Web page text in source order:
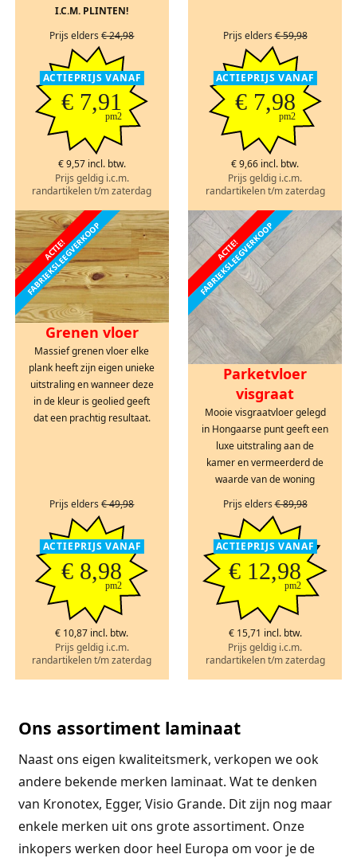
I.C.M. PLINTEN!
Prijs elders€ 24,98
ACTIEPRIJS VANAF
€ 7,91
pm2
€ 9,57 incl. btw.
Prijs geldig i.c.m.
randartikelen t/m zaterdag
Prijs elders€ 59,98
ACTIEPRIJS VANAF
€ 7,98
pm2
€ 9,66 incl. btw.
Prijs geldig i.c.m.
randartikelen t/m zaterdag
ACTIE!
FABRIEKSLEEGVERKOOP
Grenen vloer
Massief grenen vloer elke
plank heeft zijn eigen unieke
uitstraling en wanneer deze
in de kleur is geolied geeft
dat een prachtig resultaat.
Prijs elders€ 49,98
ACTIEPRIJS VANAF
€ 8,98
pm2
€ 10,87 incl. btw.
Prijs geldig i.c.m.
randartikelen t/m zaterdag
ACTIE!
FABRIEKSLEEGVERKOOP
Parketvloer
visgraat
Mooie visgraatvloer gelegd
in Hongaarse punt geeft een
luxe uitstraling aan de
kamer en vermeerderd de
waarde van de woning
Prijs elders€ 89,98
ACTIEPRIJS VANAF
€ 12,98
pm2
€ 15,71 incl. btw.
Prijs geldig i.c.m.
randartikelen t/m zaterdag
Ons assortiment laminaat
Naast ons eigen kwaliteitsmerk, verkopen we ook
andere bekende merken laminaat. Wat te denken
van Kronotex, Egger, Visio Grande. Dit zijn nog maar
enkele merken uit ons grote assortiment. Onze
inkopers werken door heel Europa om voor je de